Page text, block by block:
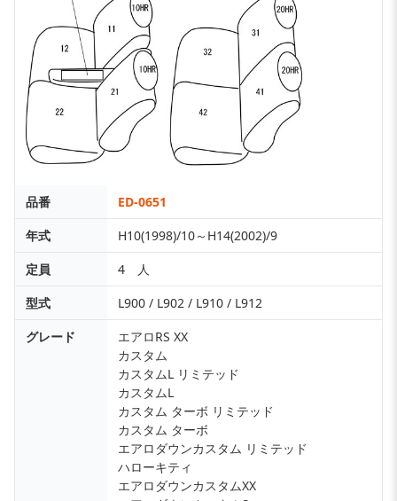
品番
ED-0651
年式
H10(1998)/10～H14(2002)/9
定員
4 人
型式
L900 / L902 / L910 / L912
グレード
エアロRS XX
カスタム
カスタムL リミテッド
カスタムL
カスタム ターボ リミテッド
カスタム ターボ
エアロダウンカスタム リミテッド
ハローキティ
エアロダウンカスタムXX